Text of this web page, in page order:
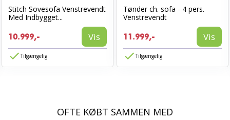
Stitch Sovesofa Venstrevendt
Med Indbygget...
10.999,- Vis
Tilgængelig
Tønder ch. sofa - 4 pers.
Venstrevendt
11.999,- Vis
Tilgængelig
OFTE KØBT SAMMEN MED